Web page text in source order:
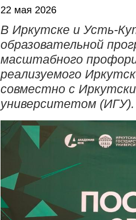
22 мая 2026
В Иркутске и Усть-
образовательной
масштабного
реализуемого
совместно с
университетом (ИГУ).